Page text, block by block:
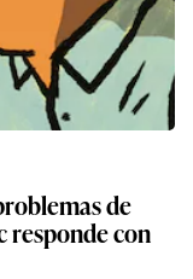
de
responde con